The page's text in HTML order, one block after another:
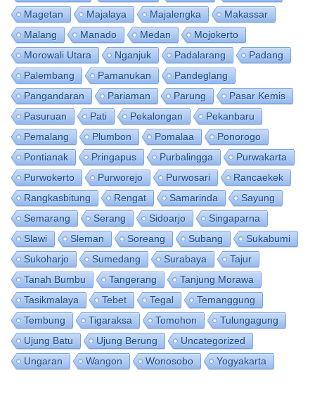
Magetan
Majalaya Majalengka
Makassar
Malang
Manado Medan
Mojokerto
Morowali Utara
Nganjuk Padalarang
Padang
Palembang
Pamanukan
Pandeglang
Pangandaran
Pariaman Parung
Pasar Kemis
Pasuruan
Pati Pekalongan
Pekanbaru
Pemalang
Plumbon Pomalaa
Ponorogo
Pontianak
Pringapus Purbalingga
Purwakarta
Purwokerto
Purworejo Purwosari
Rancaekek
Rangkasbitung
Rengat Samarinda
Sayung
Semarang
Serang Sidoarjo
Singaparna
Slawi
Sleman Soreang Subang
Sukabumi
Sukoharjo
Sumedang Surabaya
Tajur
Tanah Bumbu
Tangerang
Tanjung Morawa
Tasikmalaya
Tebet Tegal
Temanggung
Tembung
Tigaraksa Tomohon
Tulungagung
Ujung Batu
Ujung Berung
Uncategorized
Ungaran
Wangon Wonosobo Yogyakarta